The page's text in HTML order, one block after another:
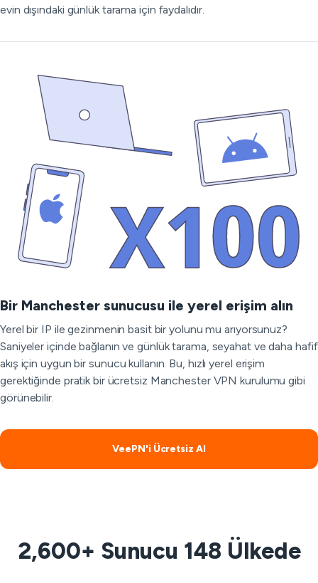
evin dışındaki günlük tarama için faydalıdır.
Bir Manchester sunucusu ile yerel erişim alın
Yerel bir IP ile gezinmenin basit bir yolunu mu arıyorsunuz?
Saniyeler içinde bağlanın ve günlük tarama, seyahat ve daha hafif
akış için uygun bir sunucu kullanın. Bu, hızlı yerel erişim
gerektiğinde pratik bir ücretsiz Manchester VPN kurulumu gibi
görünebilir.
VeePN'i Ücretsiz Al
2,600+ Sunucu 148 Ülkede